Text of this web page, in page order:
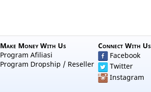
Make Money With Us
Program Afiliasi
Program Dropship / Reseller
Connect With Us
Facebook
Twitter
Instagram